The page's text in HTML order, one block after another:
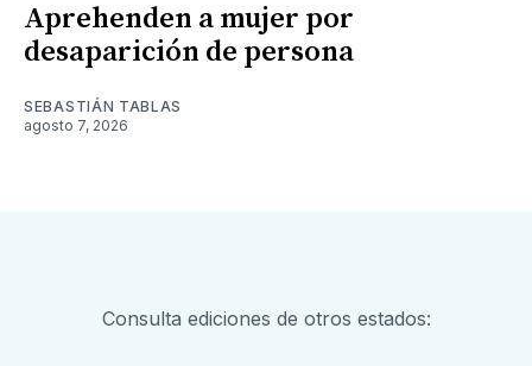
Aprehenden a mujer por
desaparición de persona
SEBASTIÁN TABLAS
agosto 7, 2026
Consulta ediciones de otros estados: